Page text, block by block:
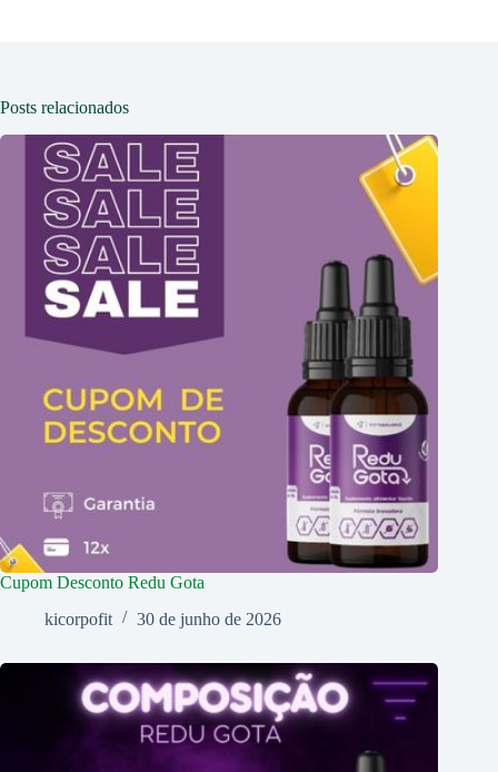
Posts relacionados
Cupom Desconto Redu Gota
kicorpofit
30 de junho de 2026